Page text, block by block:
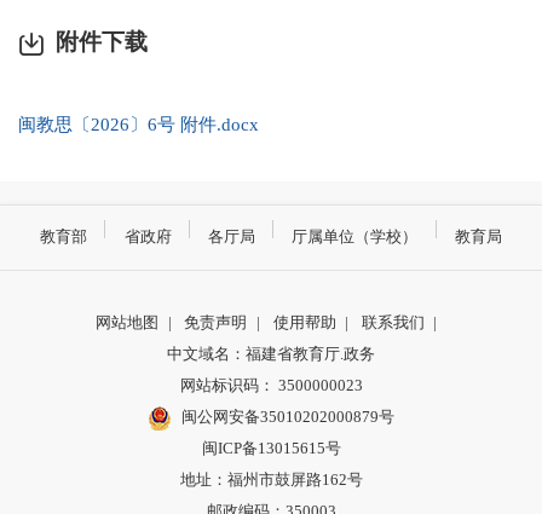
附件下载
闽教思〔2026〕6号 附件.docx
教育部 省政府 各厅局 厅属单位（学校） 教育局
网站地图 | 免责声明 | 使用帮助 | 联系我们 |
中文域名：福建省教育厅.政务
网站标识码： 3500000023
闽公网安备35010202000879号
闽ICP备13015615号
地址：福州市鼓屏路162号